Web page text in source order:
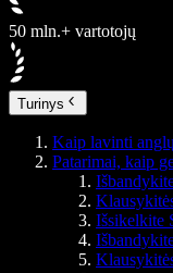
50 mln.+ vartotojų
Turinys
Kaip lavinti
Patarimai, kaip
Išsikelkite